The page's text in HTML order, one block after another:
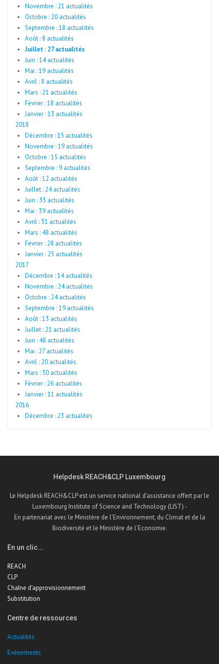
Novembre : 21 actualités
Octobre : 20 actualités
Septembre : 18 actualités
Août : 8 actualités
Juillet : 27 actualités
Juin : 14 actualités
Mai : 19 actualités
Avril : 8 actualités
Mars : 21 actualités
Février : 18 actualités
Janvier : 13 actualités
2018
Décembre : 15 actualités
Novembre : 19 actualités
Octobre : 15 actualités
Septembre : 9 actualités
Août : 12 actualités
Juillet : 24 actualités
Juin : 33 actualités
Mai : 39 actualités
Avril : 31 actualités
Mars : 48 actualités
Février : 28 actualités
Janvier : 25 actualités
2017
Décembre : 14 actualités
Novembre : 24 actualités
Octobre : 24 actualités
Septembre : 19 actualités
Août : 13 actualités
Juillet : 21 actualités
Juin : 48 actualités
Mai : 27 actualités
Avril : 20 actualités
Mars : 30 actualités
Février : 26 actualités
Janvier : 11 actualités
2016
Décembre : 23 actualités
Helpdesk REACH&CLP Luxembourg
Le Helpdesk REACH&CLP est un service national d'assistance offert par le
Luxembourg Institute of Science and Technology (LIST) -
En partenariat avec le Ministère de l'Environnement, du Climat et de la
Biodiversité et le Ministère de l'Economie.
En un clic...
REACH
CLP
Chaîne d'approvisionnement
Substitution
Centre de ressources
Actualités
Evénements